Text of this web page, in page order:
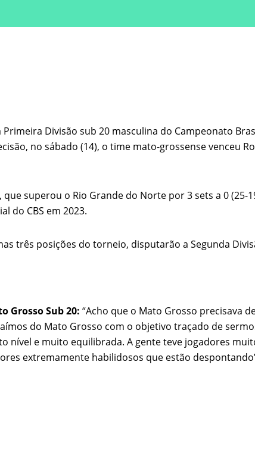
Divisão sub 20 masculina do Campeonato
no sábado (14), o time mato-grossense venceu
superou o Rio Grande do Norte por 3 sets a 0 (25-
do CBS em 2023.
três posições do torneio, disputarão a Segunda
Grosso Sub 20: “Acho que o Mato Grosso precisava
do Mato Grosso com o objetivo traçado de
nível e muito equilibrada. A gente teve jogadores
extremamente habilidosos que estão